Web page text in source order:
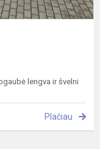
lengva ir švelni
Plačiau